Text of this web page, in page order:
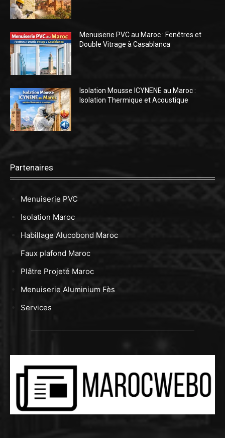
Menuiserie PVC au Maroc : Fenêtres et
Double Vitrage à Casablanca
Isolation Mousse ICYNENE au Maroc :
Isolation Thermique et Acoustique
Partenaires
Menuiserie PVC
Isolation Maroc
Habillage Alucobond Maroc
Faux plafond Maroc
Plâtre Projeté Maroc
Menuiserie Aluminium Fès
Services